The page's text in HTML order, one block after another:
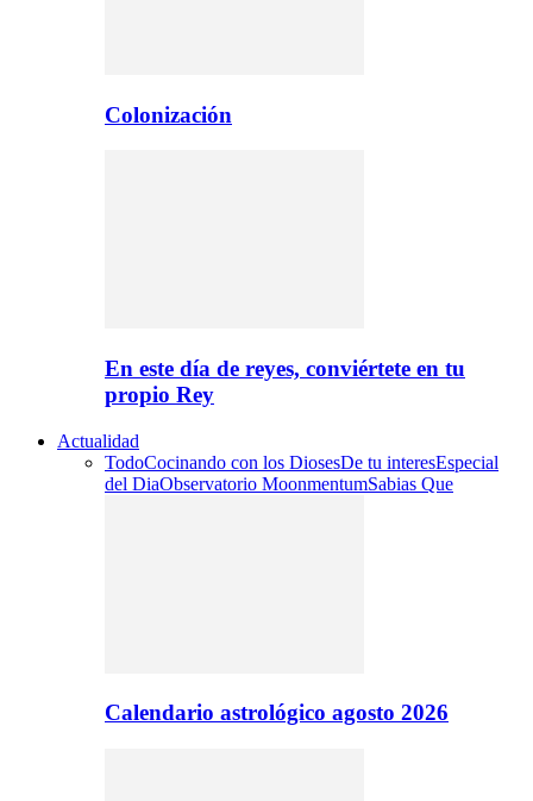
Colonización
En este día de reyes, conviértete en tu
propio Rey
Actualidad
TodoCocinando con los DiosesDe tu interesEspecial
del DiaObservatorio MoonmentumSabias Que
Calendario astrológico agosto 2026